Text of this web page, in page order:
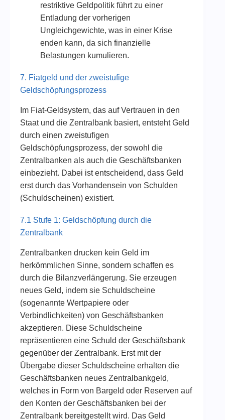
restriktive Geldpolitik führt zu einer
Entladung der vorherigen
Ungleichgewichte, was in einer Krise
enden kann, da sich finanzielle
Belastungen kumulieren.
7. Fiatgeld und der zweistufige
Geldschöpfungsprozess
Im Fiat-Geldsystem, das auf Vertrauen in den
Staat und die Zentralbank basiert, entsteht Geld
durch einen zweistufigen
Geldschöpfungsprozess, der sowohl die
Zentralbanken als auch die Geschäftsbanken
einbezieht. Dabei ist entscheidend, dass Geld
erst durch das Vorhandensein von Schulden
(Schuldscheinen) existiert.
7.1 Stufe 1: Geldschöpfung durch die
Zentralbank
Zentralbanken drucken kein Geld im
herkömmlichen Sinne, sondern schaffen es
durch die Bilanzverlängerung. Sie erzeugen
neues Geld, indem sie Schuldscheine
(sogenannte Wertpapiere oder
Verbindlichkeiten) von Geschäftsbanken
akzeptieren. Diese Schuldscheine
repräsentieren eine Schuld der Geschäftsbank
gegenüber der Zentralbank. Erst mit der
Übergabe dieser Schuldscheine erhalten die
Geschäftsbanken neues Zentralbankgeld,
welches in Form von Bargeld oder Reserven auf
den Konten der Geschäftsbanken bei der
Zentralbank bereitgestellt wird. Das Geld